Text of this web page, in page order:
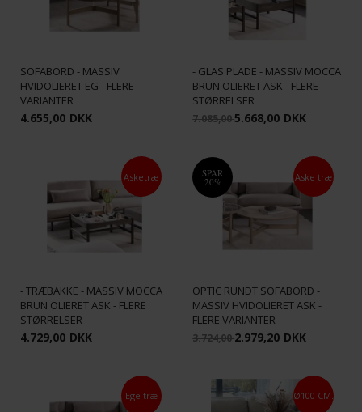
SOFABORD - MASSIV
HVIDOLIERET EG - FLERE
VARIANTER
4.655,00 DKK
- GLAS PLADE - MASSIV MOCCA
BRUN OLIERET ASK - FLERE
STØRRELSER
7.085,005.668,00 DKK
Asketræ
- TRÆBAKKE - MASSIV MOCCA
BRUN OLIERET ASK - FLERE
STØRRELSER
4.729,00 DKK
SPAR
20% Aske træ
OPTIC RUNDT SOFABORD -
MASSIV HVIDOLIERET ASK -
FLERE VARIANTER
3.724,002.979,20 DKK
Ege træ Ø100 CM.